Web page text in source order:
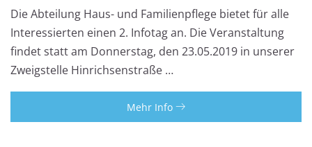
Die Abteilung Haus- und Familienpflege bietet für alle
Interessierten einen 2. Infotag an. Die Veranstaltung
findet statt am Donnerstag, den 23.05.2019 in unserer
Zweigstelle Hinrichsenstraße …
Mehr Info